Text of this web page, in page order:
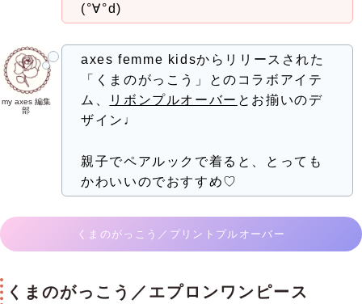
(°∀°d)
my axes 編集
部
axes femme kidsからリリースされた
「くまのがっこう」とのコラボアイテ
ム、
リボンプルオーバー とお揃いのデ
ザイン♩
親子でペアルックで着ると、とっても
かわいいのでおすすめ♡
くまのがっこう／プリントプルオーバー
くまのがっこう／エプロンワンピース